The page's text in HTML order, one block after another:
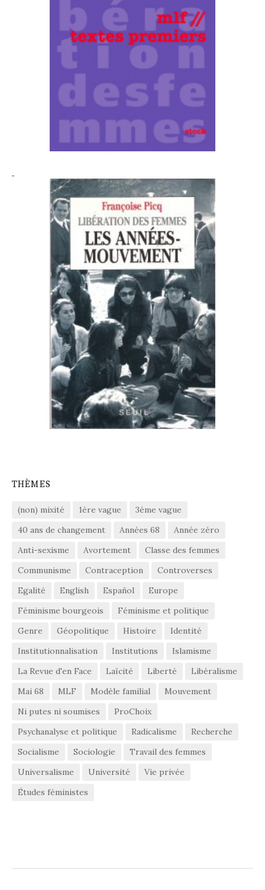
THÈMES
(non) mixité 1ère vague
3éme vague
40 ans de changement
Années 68
Année zéro
Anti-sexisme
Avortement
Classe des femmes
Communisme
Contraception
Controverses
Egalité
English Español
Europe
Féminisme bourgeois
Féminisme et politique
Genre
Géopolitique Histoire
Identité
Institutionnalisation
Institutions
Islamisme
La Revue d'en Face
Laïcité Liberté
Libéralisme
Mai 68
MLF Modèle familial
Mouvement
Ni putes ni soumises
ProChoix
Psychanalyse et politique
Radicalisme
Recherche
Socialisme
Sociologie
Travail des femmes
Universalisme
Université
Vie privée
Études féministes